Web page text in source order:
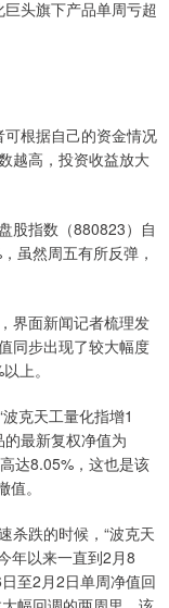
根据自己的资金情况
越高，投资收益放大
指数（880823）自
虽然周五有所反弹，
面新闻记者梳理发
同步出现了较大幅度
上。
克天工量化指增1
最新复权净值为
达8.05%，这也是该
。
跌的时候，“波克天
年以来一直到2月8
至2月2日单周净值回